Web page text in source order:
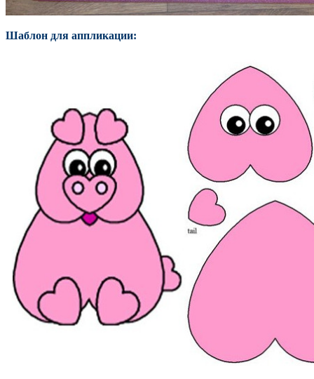
Шаблон для аппликации: